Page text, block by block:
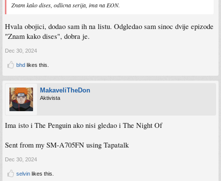
Znam kako dises, odlicna serija, ima na EON.
Hvala obojici, dodao sam ih na listu. Odgledao sam sinoc dvije epizode
"Znam kako dises", dobra je.
Dec 30, 2024
bhd likes this.
MakaveliTheDon
Aktivista
Ima isto i The Penguin ako nisi gledao i The Night Of
Sent from my SM-A705FN using Tapatalk
Dec 30, 2024
selvin likes this.